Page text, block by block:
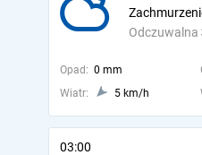
Odczuwalna
Opad: 0 mm
Wiatr:
5 km/h
03:00